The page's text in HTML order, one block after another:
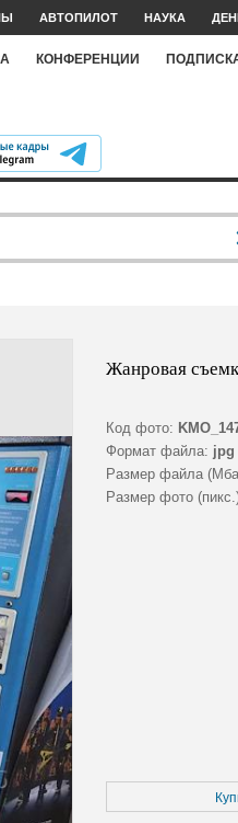
АВТОПИЛОТ НАУКА
КОНФЕРЕНЦИИ
Жанровая
Код фото:
Формат файла: jpg
Размер файла
Размер фото